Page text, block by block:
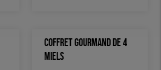
COFFRET GOURMAND DE 4
MIELS